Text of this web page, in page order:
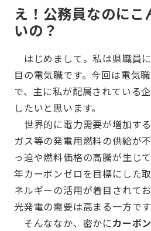
え！公務員なのにこ
いの？
はじめまして。私は県職員
目の電気職です。今回は電気
で、主に私が配属されている
したいと思います。
世界的に電力需要が増加す
ガス等の発電用燃料の供給が
っ迫や燃料価格の高騰が生じ
年カーボンゼロを目標にした
ネルギーの活用が着目されて
光発電の需要は高まる一方です
そんななか、密かにカーボ